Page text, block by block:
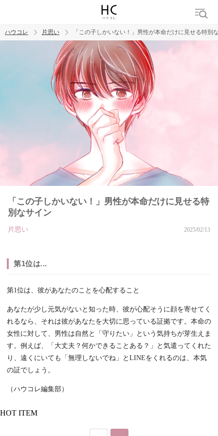
トレンド ワード
恋がしたい 女磨き
ハウコレ 片思い 「この子しかいない！」男性が本命だけに見せる特別
「この子しかいない！」男性が本命だけに見せる特
別なサイン
片思い 2025/02/13
第1位は...
第1位は、彼があなたのことを心配すること
あなたが少し元気がないと知った時、彼が心配そうに顔を寄せてく
れるなら、それは彼があなたを大切に思っている証拠です。本命の
女性に対して、男性は自然と「守りたい」という気持ちが芽生えま
す。例えば、「大丈夫？何かできることある？」と気遣ってくれた
り、遠くにいても「無理しないでね」とLINEをくれるのは、本気
の証でしょう。
（ハウコレ編集部）
HOT ITEM